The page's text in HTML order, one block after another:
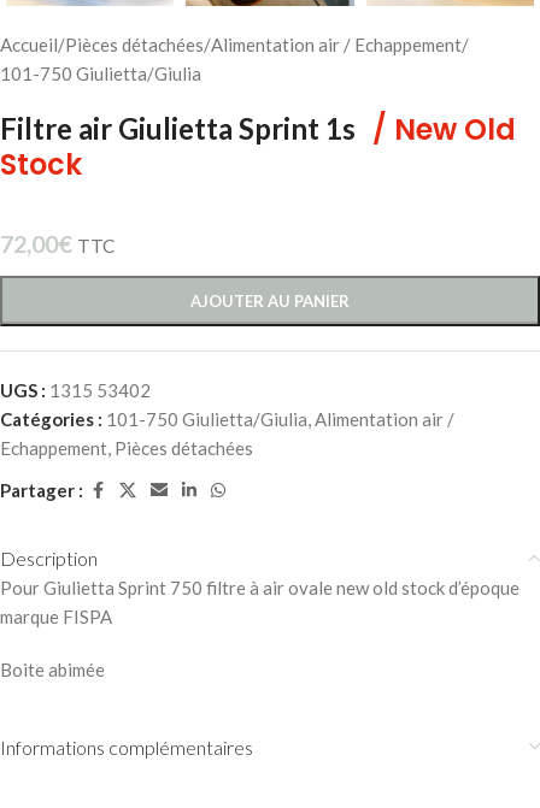
Accueil/Pièces détachées/Alimentation air / Echappement/
101-750 Giulietta/Giulia
Filtre air Giulietta Sprint 1s / New Old
Stock
72,00€ TTC
AJOUTER AU PANIER
UGS : 1315 53402
Catégories : 101-750 Giulietta/Giulia,Alimentation air /
Echappement, Pièces détachées
Partager :
Description
Pour Giulietta Sprint 750 filtre à air ovale new old stock d’époque
marque FISPA
Boite abimée
Informations complémentaires